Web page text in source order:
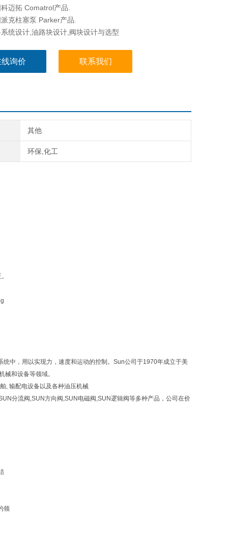
迈拓 Comatrol产品.
克柱塞泵 Parker产品.
统设计,油路块设计,阀块设计与选型
询价 联系我们
其他
环保,化工
中，用以实现力，速度和运动的控制。Sun公司于1970年成立于美
和设备等领域。
, 输配电设备以及各种油压机械
分流阀,SUN方向阀,SUN电磁阀,SUN逻辑阀等多种产品，公司在价
领